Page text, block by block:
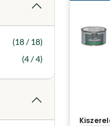
(18 / 18)
(4 / 4)